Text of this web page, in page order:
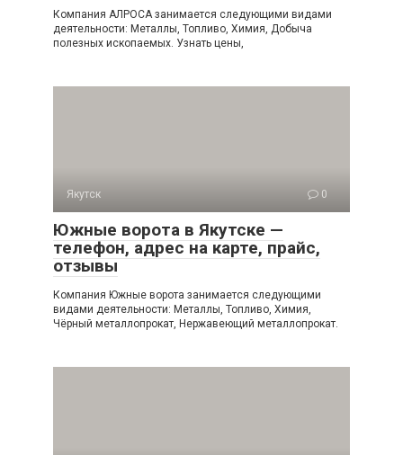
Компания АЛРОСА занимается следующими видами
деятельности: Металлы, Топливо, Химия, Добыча
полезных ископаемых. Узнать цены,
Якутск 0
Южные ворота в Якутске —
телефон, адрес на карте, прайс,
отзывы
Компания Южные ворота занимается следующими
видами деятельности: Металлы, Топливо, Химия,
Чёрный металлопрокат, Нержавеющий металлопрокат.